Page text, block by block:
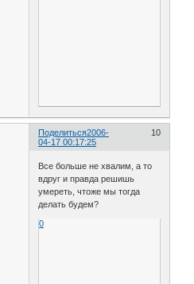
Поделиться 10
2006-
04-17 00:17:25
Все больше не хвалим, а то
вдруг и правда решишь
умереть, чтоже мы тогда
делать будем?
0